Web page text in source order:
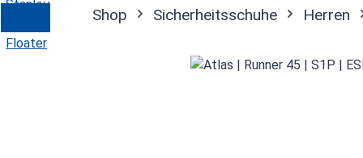
Shop Sicherheitsschuhe Herren
Bildergalerie überspringen